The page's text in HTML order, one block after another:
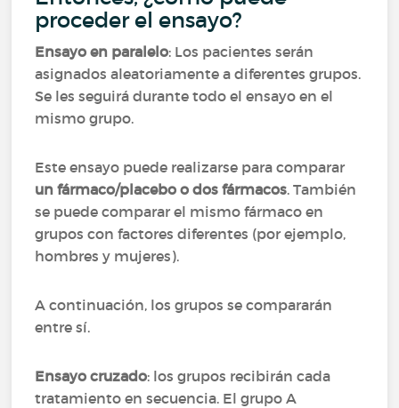
proceder el ensayo?
Ensayo en paralelo: Los pacientes serán
asignados aleatoriamente a diferentes grupos.
Se les seguirá durante todo el ensayo en el
mismo grupo.
Este ensayo puede realizarse para comparar
un fármaco/placebo o dos fármacos. También
se puede comparar el mismo fármaco en
grupos con factores diferentes (por ejemplo,
hombres y mujeres).
A continuación, los grupos se compararán
entre sí.
Ensayo cruzado: los grupos recibirán cada
tratamiento en secuencia. El grupo A